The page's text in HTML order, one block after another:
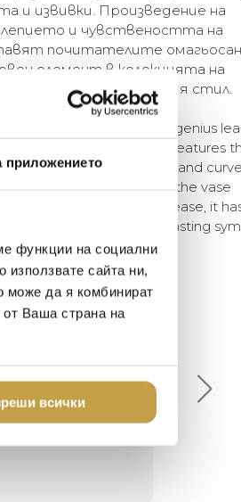
приложението
функции на социални
сайта ни,
може да я комбинират
от Ваша страна на
всички
и извивки. Произведение на
и чувствеността на
почитателите
елемент в колекцията на
символ на прочутия стил.
imagination and creative genius
vase. The iconic design features
their voluptuous beauty and
and sensuality of the vase
Since its original release, it
and has become a lasting
място в града
декор - уникално и
Хареса ми